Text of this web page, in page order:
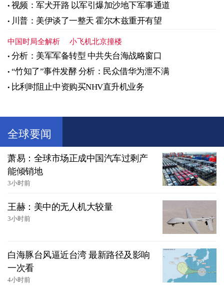
视频：军犬开路 以军引爆加沙地下军事通道
川普：美伊谈了一整天 霍尔木兹重开有望
中国时局全解析 小飞机北京撞楼
分析：美军军备转型 中共失台海战略窗口
“竹知了”事件发酵 分析：民众借华为泄不满
比利时阻止中资购买NHV直升机业务
全球要闻
萧易：全球市场正成中国汽车过剩产
能倾销地
3小时前
王赫：美中的无人机大较量
3小时前
白海豚台风逼近台湾 最新路径及影响
一次看
4小时前